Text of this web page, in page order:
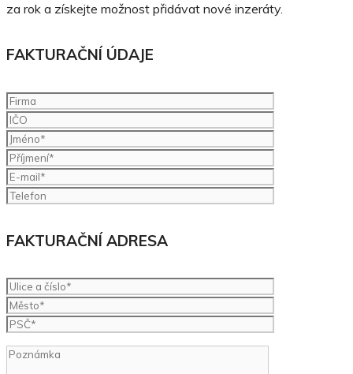
za rok a získejte možnost přidávat nové inzeráty.
FAKTURAČNÍ ÚDAJE
FAKTURAČNÍ ADRESA